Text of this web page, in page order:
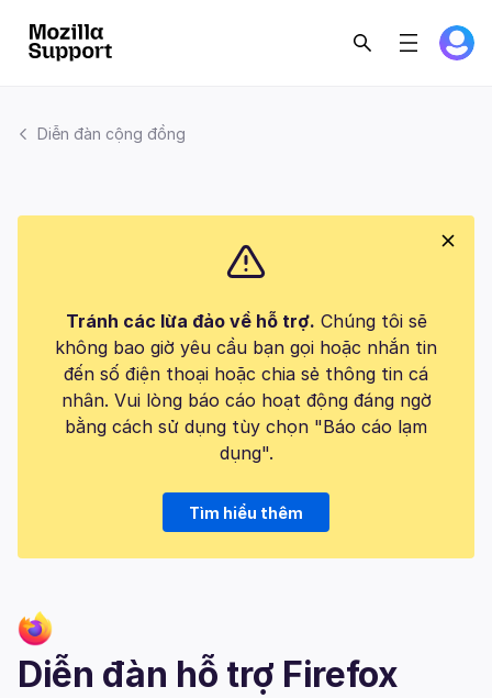
Diễn đàn cộng đồng
Tránh các lừa đảo về hỗ trợ. Chúng tôi sẽ
không bao giờ yêu cầu bạn gọi hoặc nhắn tin
đến số điện thoại hoặc chia sẻ thông tin cá
nhân. Vui lòng báo cáo hoạt động đáng ngờ
bằng cách sử dụng tùy chọn "Báo cáo lạm
dụng".
Tìm hiểu thêm
Diễn đàn hỗ trợ Firefox